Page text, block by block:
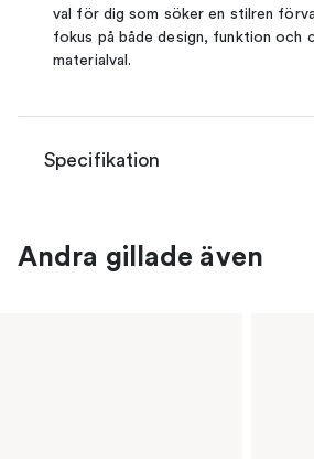
val för dig som söker en stilren
fokus på både design, funktion och
materialval.
Specifikation
Andra gillade även